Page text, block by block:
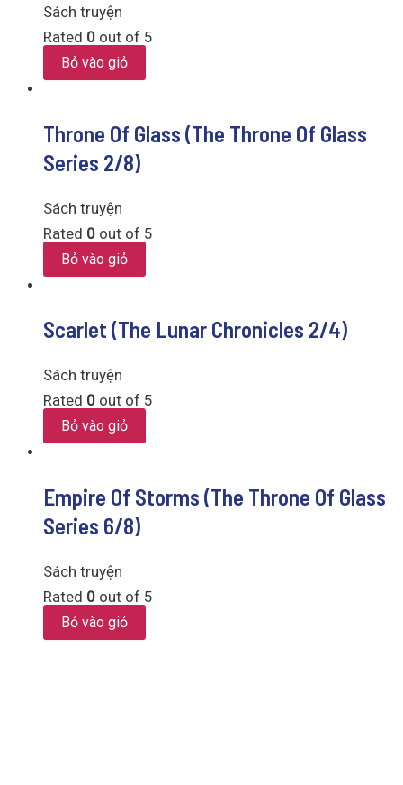
Sách truyện
Rated 0 out of 5
Bỏ vào giỏ
Throne Of Glass (The Throne Of Glass
Series 2/8)
Sách truyện
Rated 0 out of 5
Bỏ vào giỏ
Scarlet (The Lunar Chronicles 2/4)
Sách truyện
Rated 0 out of 5
Bỏ vào giỏ
Empire Of Storms (The Throne Of Glass
Series 6/8)
Sách truyện
Rated 0 out of 5
Bỏ vào giỏ